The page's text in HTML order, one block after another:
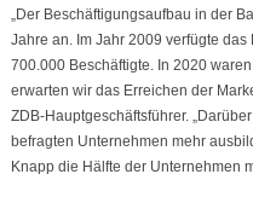
„Der Beschäftigungsaufbau in der
Jahre an. Im Jahr 2009 verfügte
700.000 Beschäftigte. In 2020
erwarten wir das Erreichen der
ZDB-Hauptgeschäftsführer.
befragten Unternehmen mehr
Knapp die Hälfte der Unternehmen